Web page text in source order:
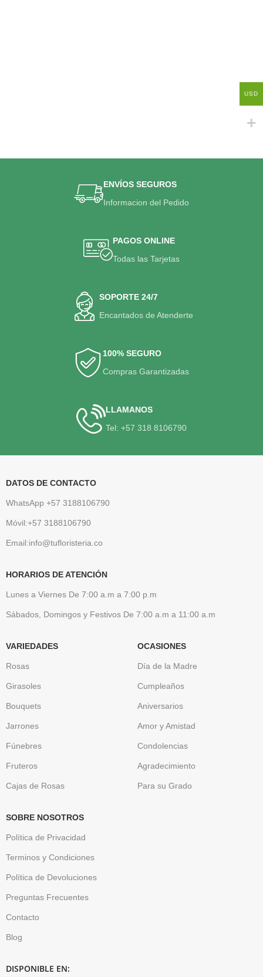
ENVÍOS SEGUROS
Informacion del Pedido
PAGOS ONLINE
Todas las Tarjetas
SOPORTE 24/7
Encantados de Atenderte
100% SEGURO
Compras Garantizadas
LLAMANOS
Tel: +57 318 8106790
DATOS DE CONTACTO
WhatsApp +57 3188106790
Móvil:+57 3188106790
Email:info@tufloristeria.co
HORARIOS DE ATENCIÓN
Lunes a Viernes De 7:00 a.m a 7:00 p.m
Sábados, Domingos y Festivos De 7:00 a.m a 11:00 a.m
VARIEDADES
Rosas
Girasoles
Bouquets
Jarrones
Fúnebres
Fruteros
Cajas de Rosas
OCASIONES
Día de la Madre
Cumpleaños
Aniversarios
Amor y Amistad
Condolencias
Agradecimiento
Para su Grado
SOBRE NOSOTROS
Política de Privacidad
Terminos y Condiciones
Política de Devoluciones
Preguntas Frecuentes
Contacto
Blog
DISPONIBLE EN:
USD